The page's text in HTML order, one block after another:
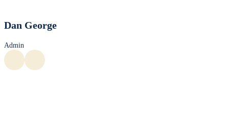
Dan George
Admin